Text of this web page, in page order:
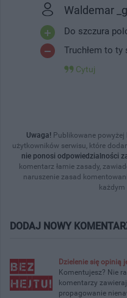
Waldemar
Do szczura
Truchłem to ty
Cytuj
Uwaga! Publikowane
użytkowników serwisu, które
nie ponosi odpowiedzialności
komentarz łamie zasady,
naruszenie zasad
każdym
DODAJ NOWY
Dzielenie się opinią
Komentujesz? Nie
komentarzy
propagowanie